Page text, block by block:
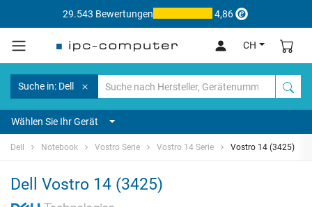
29.543 Bewertungen 4,86
CH
Suche in: Dell
Wählen Sie Ihr Gerät
Dell Notebook Vostro Serie Vostro 14 Serie Vostro 14 (3425)
Dell Vostro 14 (3425)